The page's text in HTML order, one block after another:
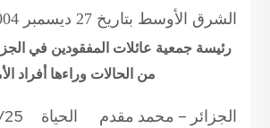
الشرق الأوسط بتاريخ 27 ديسمبر 2004)
من الحالات وراءها أفراد
الجزائر – محمد مقدم الحياة 2004/12/25